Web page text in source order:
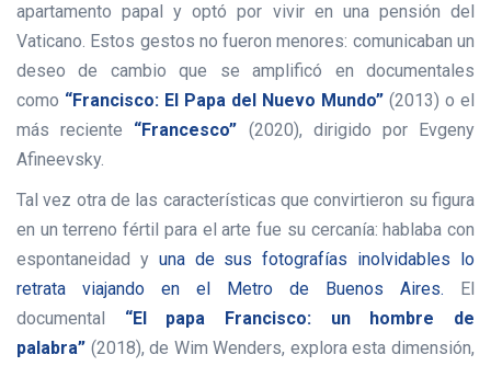
apartamento papal y optó por vivir en una pensión del
Vaticano. Estos gestos no fueron menores: comunicaban un
deseo de cambio que se amplificó en documentales
como “Francisco: El Papa del Nuevo Mundo” (2013) o el
más reciente “Francesco” (2020), dirigido por Evgeny
Afineevsky.
Tal vez otra de las características que convirtieron su figura
en un terreno fértil para el arte fue su cercanía: hablaba con
espontaneidad y una de sus fotografías inolvidables lo
retrata viajando en el Metro de Buenos Aires. El
documental
“El papa Francisco: un hombre de
palabra” (2018), de Wim Wenders, explora esta dimensión,